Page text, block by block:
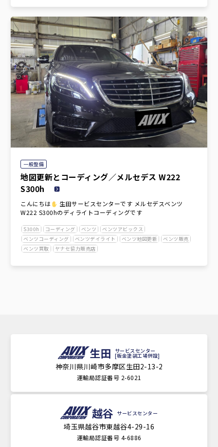
一般整備
地図更新とコーディング／メルセデス W222
S300h
こんにちは
W222 S300hのディライトコーディングです
S300h コーディング ベンツ
ベンツアビックス
ベンツコーディング
ベンツデイライト ベンツ地図更新
ベンツ販売
ベンツ買取
ヤナセ協力販売店
生田 サービスセンター
[板金塗装工場併設]
神奈川県川崎市多摩区生田2-13-2
運輸局認証番号 2-6021
越谷 サービスセンター
埼玉県越谷市東越谷4-29-16
運輸局認証番号 4-6886